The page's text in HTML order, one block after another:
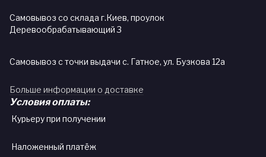
Самовывоз со склада г.Киев, проулок
Деревообрабатывающий 3
Самовывоз с точки выдачи с. Гатное, ул. Бузкова 12а
Больше информации о доставке
Условия оплаты:
Курьеру при получении
Наложенный платёж